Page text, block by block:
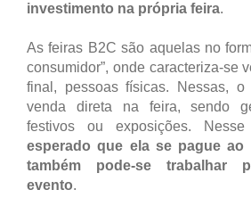
investimento na própria feira.
As feiras B2C são aquelas no
consumidor”, onde caracteriza-se
final, pessoas físicas. Nessas,
venda direta na feira, sendo
festivos ou exposições.
esperado que ela se pague ao
também pode-se trabalhar
evento.